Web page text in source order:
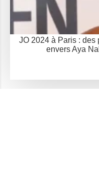
JO 2024 à Paris : des
envers Aya